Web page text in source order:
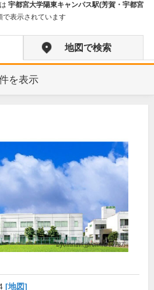
宇都宮大学陽東キャンパス駅(芳賀・宇都宮
で表示されています
地図で検索
を表示
[地図]